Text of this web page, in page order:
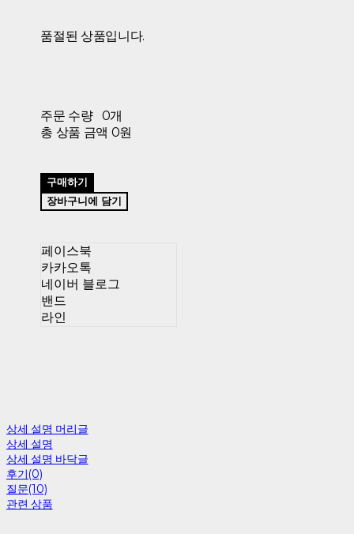
품절된 상품입니다.
주문 수량
0개
총 상품 금액 0원
구매하기
장바구니에 담기
페이스북
카카오톡
네이버 블로그
밴드
라인
상세 설명 머리글
상세 설명
상세 설명 바닥글
후기(0)
질문(10)
관련 상품